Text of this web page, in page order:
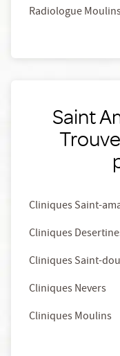
Radiologue
Saint
Cliniques Saint-
Cliniques
Cliniques Saint-
Cliniques Nevers
Cliniques Moulins